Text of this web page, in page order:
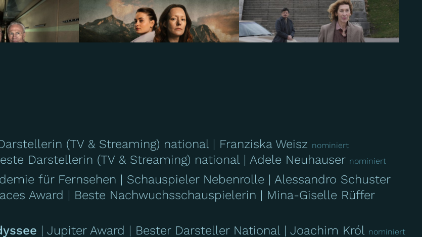
Maskerade
Tatort Münster Eine Nacht in Bangkok
(TV & Streaming) national Franziska Weisz nominiert
Darstellerin (TV & Streaming) national Adele Neuhauser nominiert
für Fernsehen Schauspieler Nebenrolle
Alessandro Schuster
Award Beste Nachwuchsschauspielerin Mina-Giselle Rüffer
Jupiter Award Bester Darsteller National Joachim Król nominiert